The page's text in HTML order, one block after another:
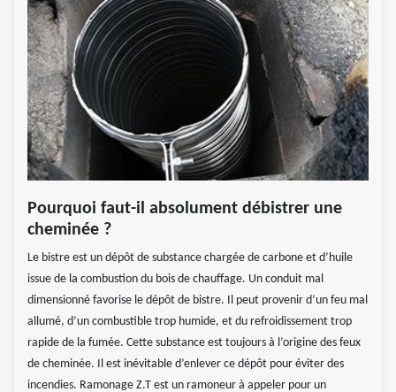
Pourquoi faut-il absolument débistrer une
cheminée ?
Le bistre est un dépôt de substance chargée de carbone et d’huile
issue de la combustion du bois de chauffage. Un conduit mal
dimensionné favorise le dépôt de bistre. Il peut provenir d’un feu mal
allumé, d’un combustible trop humide, et du refroidissement trop
rapide de la fumée. Cette substance est toujours à l’origine des feux
de cheminée. Il est inévitable d’enlever ce dépôt pour éviter des
incendies. Ramonage Z.T est un ramoneur à appeler pour un